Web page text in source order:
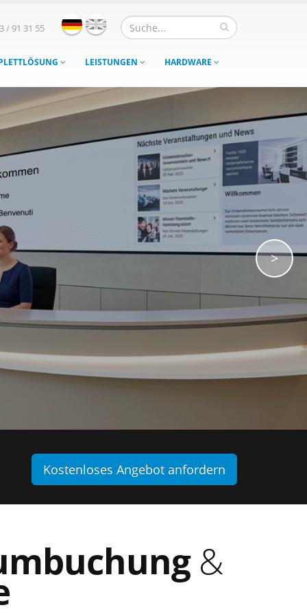
/ 91 31 55
LEISTUNGEN HARDWARE
>
Kostenloses Angebot anfordern
&